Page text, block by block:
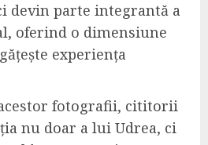
devin parte integrantă a
oferind o dimensiune
experiența
fotografii, cititorii
nu doar a lui Udrea, ci